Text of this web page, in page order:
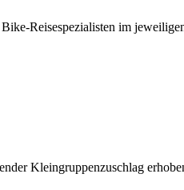
Reisespezialisten im
Kleingruppenzuschlag